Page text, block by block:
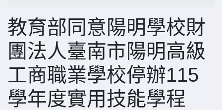
教育部同意陽明學校財
團法人臺南市陽明高級
工商職業學校停辦115
學年度實用技能學程